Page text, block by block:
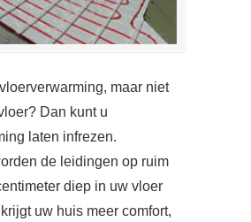
maar niet
Dan kunt u
laten infrezen.
de leidingen op ruim
diep in uw vloer
uw huis meer comfort,